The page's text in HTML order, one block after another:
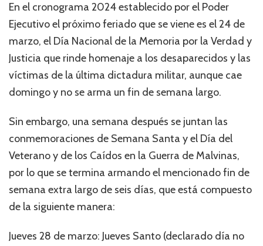
En el cronograma 2024 establecido por el Poder
Ejecutivo el próximo feriado que se viene es el 24 de
marzo, el Día Nacional de la Memoria por la Verdad y
Justicia que rinde homenaje a los desaparecidos y las
víctimas de la última dictadura militar, aunque cae
domingo y no se arma un fin de semana largo.
Sin embargo, una semana después se juntan las
conmemoraciones de Semana Santa y el Día del
Veterano y de los Caídos en la Guerra de Malvinas,
por lo que se termina armando el mencionado fin de
semana extra largo de seis días, que está compuesto
de la siguiente manera:
Jueves 28 de marzo: Jueves Santo (declarado día no